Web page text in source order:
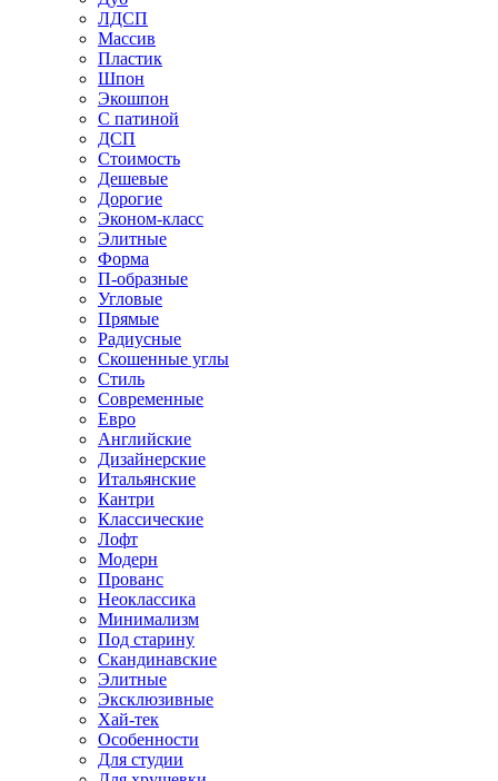
ЛДСП
Массив
Пластик
Шпон
Экошпон
С патиной
ДСП
Стоимость
Дешевые
Дорогие
Эконом-класс
Элитные
Форма
П-образные
Угловые
Прямые
Радиусные
Скошенные углы
Стиль
Современные
Евро
Английские
Дизайнерские
Итальянские
Кантри
Классические
Лофт
Модерн
Прованс
Неоклассика
Минимализм
Под старину
Скандинавские
Элитные
Эксклюзивные
Хай-тек
Особенности
Для студии